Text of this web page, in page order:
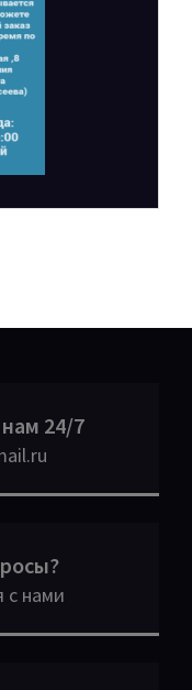
24/7
с нами